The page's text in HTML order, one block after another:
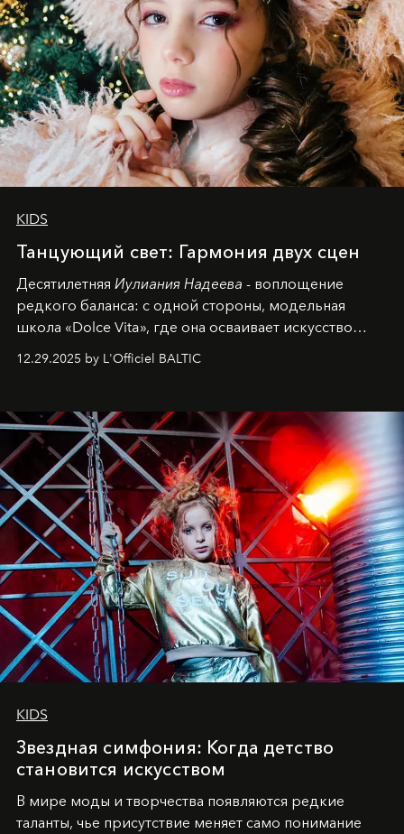
KIDS
Танцующий свет: Гармония двух сцен
Десятилетняя Иулиания Надеева - воплощение
редкого баланса: с одной стороны, модельная
школа «Dolce Vita», где она осваивает искусство
позы и образа, с другой - подготовительная
балетная студия при хореографическом училище,
танцевального пути за плечами.
12.29.2025 by L'Officiel BALTIC
KIDS
Звездная симфония: Когда детство
становится искусством
В мире моды и творчества появляются редкие
таланты, чье присутствие меняет само понимание